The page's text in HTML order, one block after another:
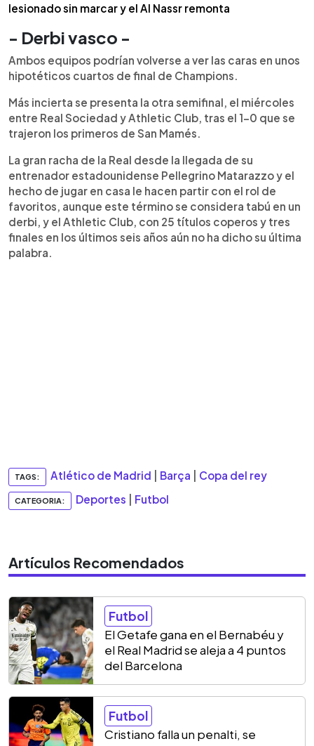
lesionado sin marcar y el Al Nassr remonta
- Derbi vasco -
Ambos equipos podrían volverse a ver las caras en unos
hipotéticos cuartos de final de Champions.
Más incierta se presenta la otra semifinal, el miércoles
entre Real Sociedad y Athletic Club, tras el 1-0 que se
trajeron los primeros de San Mamés.
La gran racha de la Real desde la llegada de su
entrenador estadounidense Pellegrino Matarazzo y el
hecho de jugar en casa le hacen partir con el rol de
favoritos, aunque este término se considera tabú en un
derbi, y el Athletic Club, con 25 títulos coperos y tres
finales en los últimos seis años aún no ha dicho su última
palabra.
TAGS: Atlético de Madrid Barça Copa del rey
CATEGORIA: Deportes Futbol
Artículos Recomendados
Futbol
El Getafe gana en el Bernabéu y
el Real Madrid se aleja a 4 puntos
del Barcelona
Futbol
Cristiano falla un penalti, se